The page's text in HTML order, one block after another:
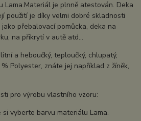
Lama.Materiál je plnně atestován. Deka
použití je díky velmi dobré skladnosti
přebalovací pomůcka, deka na
na přikrytí v autě atd...
a heboučký, teploučký, chlupatý,
Polyester, znáte jej například z žíněk,
pro výrobu vlastního vzoru:
vyberte barvu materiálu Lama.